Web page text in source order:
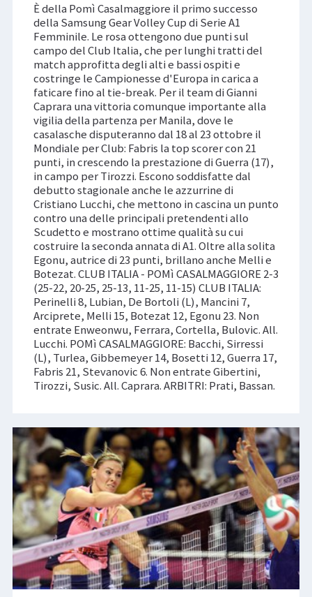
È della Pomì Casalmaggiore il primo successo
della Samsung Gear Volley Cup di Serie A1
Femminile. Le rosa ottengono due punti sul
campo del Club Italia, che per lunghi tratti del
match approfitta degli alti e bassi ospiti e
costringe le Campionesse d'Europa in carica a
faticare fino al tie-break. Per il team di Gianni
Caprara una vittoria comunque importante alla
vigilia della partenza per Manila, dove le
casalasche disputeranno dal 18 al 23 ottobre il
Mondiale per Club: Fabris la top scorer con 21
punti, in crescendo la prestazione di Guerra (17),
in campo per Tirozzi. Escono soddisfatte dal
debutto stagionale anche le azzurrine di
Cristiano Lucchi, che mettono in cascina un punto
contro una delle principali pretendenti allo
Scudetto e mostrano ottime qualità su cui
costruire la seconda annata di A1. Oltre alla solita
Egonu, autrice di 23 punti, brillano anche Melli e
Botezat. CLUB ITALIA - POMì CASALMAGGIORE 2-3
(25-22, 20-25, 25-13, 11-25, 11-15) CLUB ITALIA:
Perinelli 8, Lubian, De Bortoli (L), Mancini 7,
Arciprete, Melli 15, Botezat 12, Egonu 23. Non
entrate Enweonwu, Ferrara, Cortella, Bulovic. All.
Lucchi. POMì CASALMAGGIORE: Bacchi, Sirressi
(L), Turlea, Gibbemeyer 14, Bosetti 12, Guerra 17,
Fabris 21, Stevanovic 6. Non entrate Gibertini,
Tirozzi, Susic. All. Caprara. ARBITRI: Prati, Bassan.